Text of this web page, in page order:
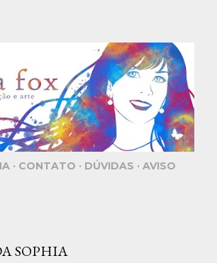
CONTATO DÚVIDAS AVISO
SOPHIA